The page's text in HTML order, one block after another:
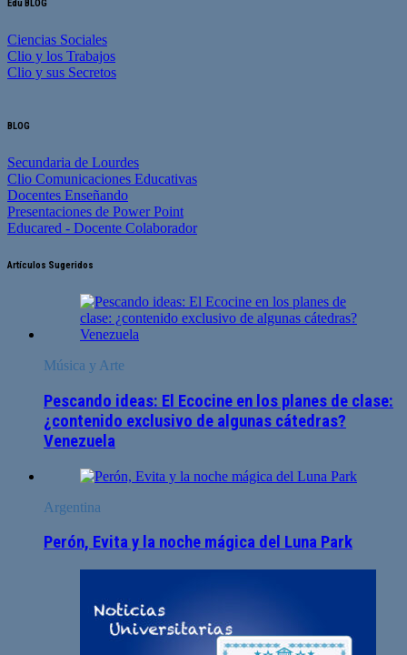
Edu BLOG
Ciencias Sociales
Clio y los Trabajos
Clio y sus Secretos
BLOG
Secundaria de Lourdes
Clio Comunicaciones Educativas
Docentes Enseñando
Presentaciones de Power Point
Educared - Docente Colaborador
Artículos Sugeridos
Música y Arte
Pescando ideas: El Ecocine en los planes de clase:
¿contenido exclusivo de algunas cátedras?
Venezuela
Argentina
Perón, Evita y la noche mágica del Luna Park